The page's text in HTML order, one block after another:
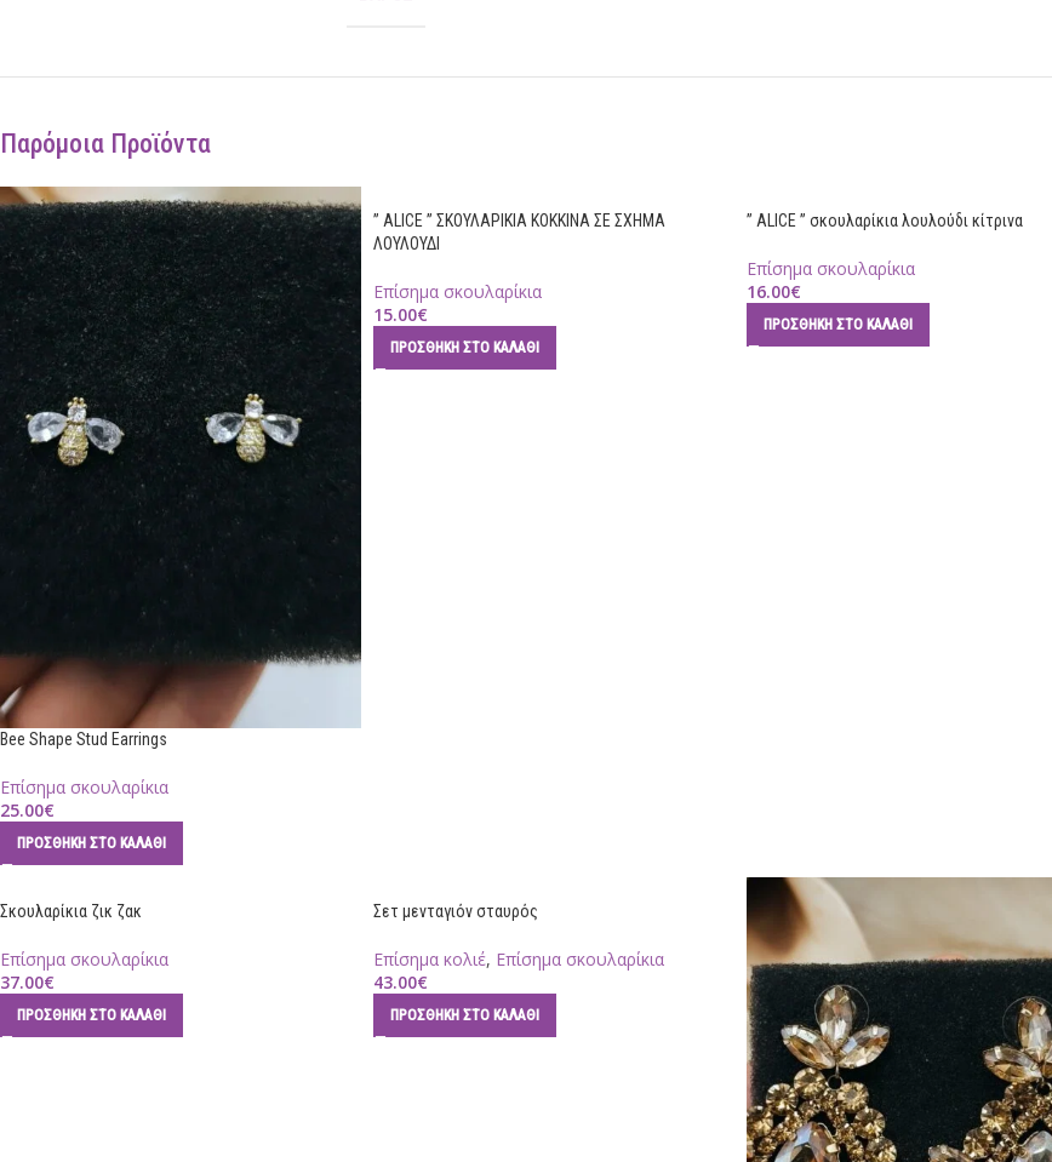
Παρόμοια Προϊόντα
Bee Shape Stud Earrings
Επίσημα σκουλαρίκια
25.00€
ΠΡΟΣΘΉΚΗ ΣΤΟ ΚΑΛΆΘΙ
” ALICE ” ΣΚΟΥΛΑΡΙΚΙΑ ΚΟΚΚΙΝΑ ΣΕ ΣΧΗΜΑ
ΛΟΥΛΟΥΔΙ
Επίσημα σκουλαρίκια
15.00€
ΠΡΟΣΘΉΚΗ ΣΤΟ ΚΑΛΆΘΙ
” ALICE ” σκουλαρίκια λουλούδι κίτρινα
Επίσημα σκουλαρίκια
16.00€
ΠΡΟΣΘΉΚΗ ΣΤΟ ΚΑΛΆΘΙ
Σκουλαρίκια ζικ ζακ
Επίσημα σκουλαρίκια
37.00€
ΠΡΟΣΘΉΚΗ ΣΤΟ ΚΑΛΆΘΙ
Σετ μενταγιόν σταυρός
Επίσημα κολιέ, Επίσημα σκουλαρίκια
43.00€
ΠΡΟΣΘΉΚΗ ΣΤΟ ΚΑΛΆΘΙ